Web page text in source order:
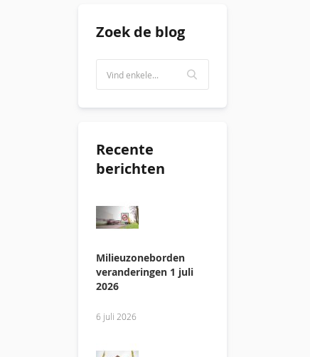
Zoek de blog
Recente
berichten
Milieuzoneborden
veranderingen 1 juli
2026
6 juli 2026